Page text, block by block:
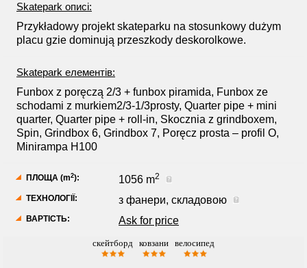
Skatepark описі:
Przykładowy projekt skateparku na stosunkowy dużym
placu gzie dominują przeszkody deskorolkowe.
Skatepark елементів:
Funbox z poręczą 2/3 + funbox piramida, Funbox ze
schodami z murkiem2/3-1/3prosty, Quarter pipe + mini
quarter, Quarter pipe + roll-in, Skocznia z grindboxem,
Spin, Grindbox 6, Grindbox 7, Poręcz prosta – profil O,
Minirampa H100
ПЛОЩА (m2): 1056 m2
ТЕХНОЛОГІЇ: з фанери, складовою
ВАРТІСТЬ: Ask for price
скейтборд
ковзани
***
велосипед
***